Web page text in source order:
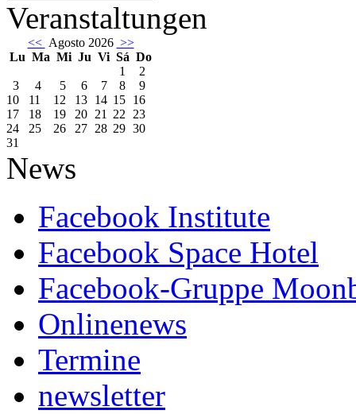
Veranstaltungen
<< Agosto 2026 >>
Lu Ma Mi Ju Vi Sá Do
1
2
3
4 5 6 7 8
9
10
11 12 13 14 15 16
17
18 19 20 21 22 23
24
25 26 27 28 29 30
31
News
Facebook Institute
Facebook Space Hotel
Facebook-Gruppe
Onlinenews
Termine
newsletter